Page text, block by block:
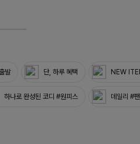
발 단, 하루 혜택 NEW
하나로 완성된 코디 #원피스 데일리 #